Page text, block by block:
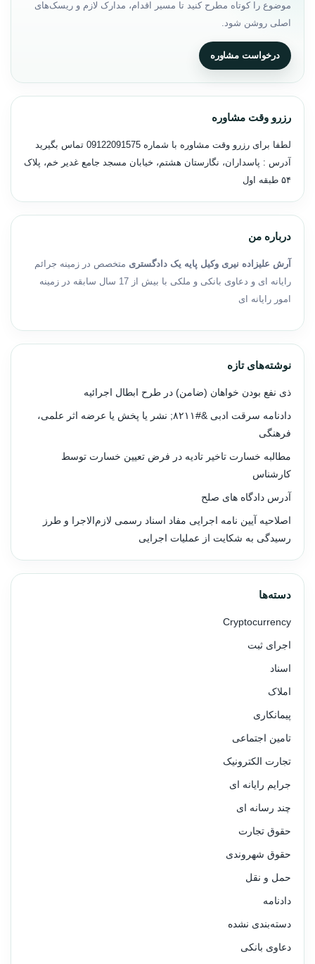
موضوع را کوتاه مطرح کنید تا مسیر اقدام، مدارک لازم و ریسک‌های
اصلی روشن شود.
درخواست مشاوره
رزرو وقت مشاوره
لطفا برای رزرو وقت مشاوره با شماره 09122091575 تماس بگیرید
آدرس : پاسداران، نگارستان هشتم، خیابان مسجد جامع غدیر خم، پلاک
۵۴ طبقه اول
درباره من
آرش علیزاده نیری وکیل پایه یک دادگستری متخصص در زمینه جرائم
رایانه ای و دعاوی بانکی و ملکی با بیش از 17 سال سابقه در زمینه
امور رایانه ای
نوشته‌های تازه
ذی نفع بودن خواهان (ضامن) در طرح ابطال اجرائیه
دادنامه سرقت ادبی &#۸۲۱۱; نشر یا پخش یا عرضه اثر علمی،
فرهنگی
مطالبه خسارت تاخیر تادیه در فرض تعیین خسارت توسط
کارشناس
آدرس دادگاه های صلح
اصلاحیه آیین نامه اجرایی مفاد اسناد رسمی لازم‌الاجرا و طرز
رسیدگی به شکایت از عملیات اجرایی
دسته‌ها
Cryptocurrency
اجرای ثبت
اسناد
املاک
پیمانکاری
تامین اجتماعی
تجارت الکترونیک
جرایم رایانه ای
چند رسانه ای
حقوق تجارت
حقوق شهروندی
حمل و نقل
دادنامه
دسته‌بندی نشده
دعاوی بانکی